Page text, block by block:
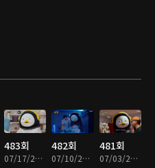
483회
07/17/2026 • 18분
482회
07/10/2026 • 17분
481회
07/03/2026 • 18분